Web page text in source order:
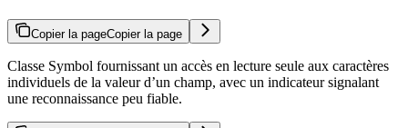
Copier la pageCopier la page
Classe Symbol fournissant un accès en lecture seule aux caractères
individuels de la valeur d’un champ, avec un indicateur signalant
une reconnaissance peu fiable.